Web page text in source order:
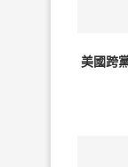
美國跨